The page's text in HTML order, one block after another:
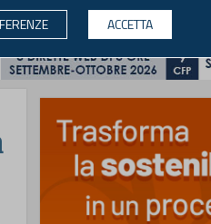
PROFESSIONI
ACCETTA